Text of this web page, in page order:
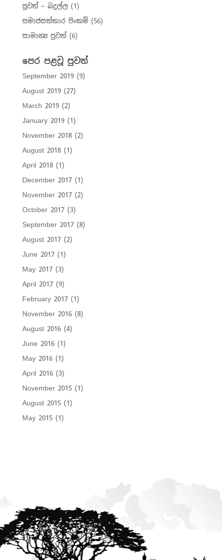
පුවත් – බදුල්ල(1)
සමාජසත්කාර පිංකම්(56)
සාමාන්‍ය පුවත්(6)
පෙර පළවූ පුවත්
September 2019(9)
August 2019(27)
March 2019(2)
January 2019(1)
November 2018(2)
August 2018(1)
April 2018(1)
December 2017(1)
November 2017(2)
October 2017(3)
September 2017(8)
August 2017(2)
June 2017(1)
May 2017(3)
April 2017(9)
February 2017(1)
November 2016(8)
August 2016(4)
June 2016(1)
May 2016(1)
April 2016(3)
November 2015(1)
August 2015(1)
May 2015(1)